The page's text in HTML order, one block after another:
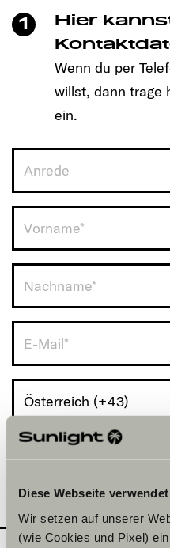
Diese Webseite
Wir setzen auf unserer
(wie Cookies und Pixel)
So einfach
1. Daten eingeben
2. Händler auswählen
3. Dein Sunlight
1
Hier
Wenn du per
willst, dann trage
ein.
Anrede
Österreich (+43)